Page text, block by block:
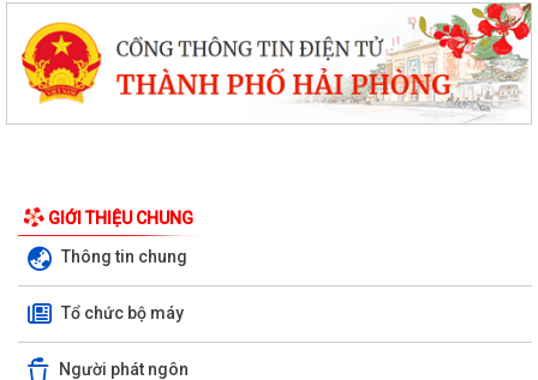
GIỚI THIỆU CHUNG
Thông tin chung
Tổ chức bộ máy
Người phát ngôn